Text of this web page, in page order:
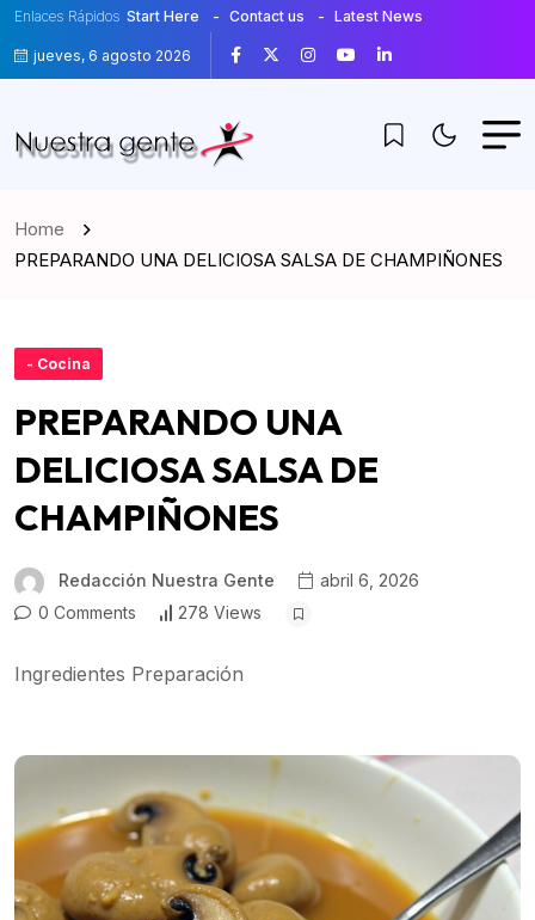
Enlaces Rápidos Start Here Contact us Latest News
jueves, 6 agosto 2026
Home
PREPARANDO UNA DELICIOSA SALSA DE CHAMPIÑONES
- Cocina
PREPARANDO UNA
DELICIOSA SALSA DE
CHAMPIÑONES
Redacción Nuestra Gente
abril 6, 2026
0 Comments
278 Views
Ingredientes Preparación